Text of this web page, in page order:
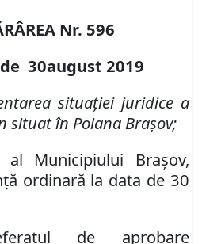
Nr. 596
30august2019
situației juridice a
situat în Poiana Brașov;
al Municipiului Brașov,
ordinară la data de 30
de aprobare